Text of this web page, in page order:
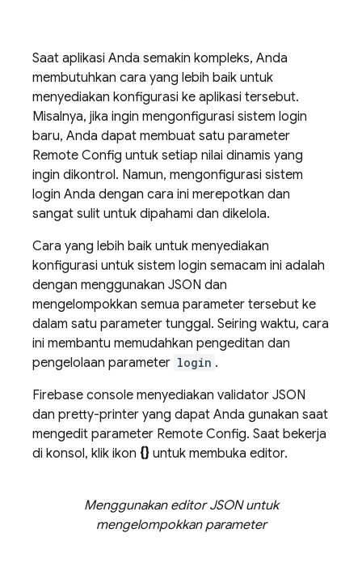
Saat aplikasi Anda semakin kompleks, Anda
membutuhkan cara yang lebih baik untuk
menyediakan konfigurasi ke aplikasi tersebut.
Misalnya, jika ingin mengonfigurasi sistem login
baru, Anda dapat membuat satu parameter
Remote Config untuk setiap nilai dinamis yang
ingin dikontrol. Namun, mengonfigurasi sistem
login Anda dengan cara ini merepotkan dan
sangat sulit untuk dipahami dan dikelola.
Cara yang lebih baik untuk menyediakan
konfigurasi untuk sistem login semacam ini adalah
dengan menggunakan JSON dan
mengelompokkan semua parameter tersebut ke
dalam satu parameter tunggal. Seiring waktu, cara
ini membantu memudahkan pengeditan dan
pengelolaan parameter login .
Firebase console menyediakan validator JSON
dan pretty-printer yang dapat Anda gunakan saat
mengedit parameter Remote Config. Saat bekerja
di konsol, klik ikon {}untuk membuka editor.
Menggunakan editor JSON untuk
mengelompokkan parameter